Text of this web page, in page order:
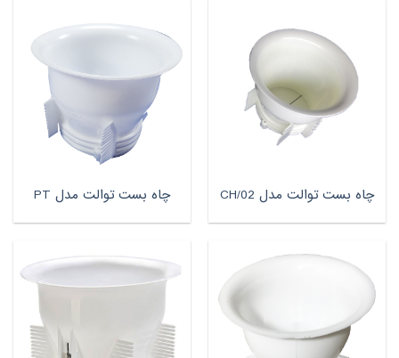
چاه بست توالت مدل CH/02 چاه بست توالت مدل PT